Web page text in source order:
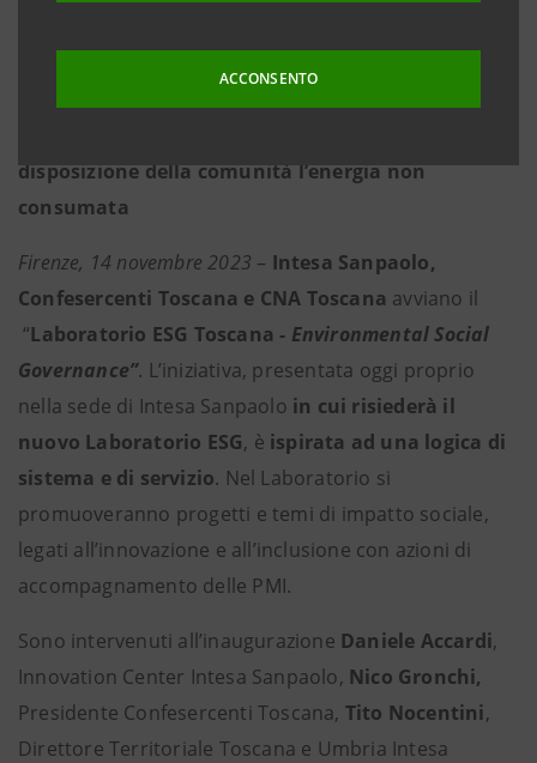
ACCONSENTO
ambientale
disposizione della comunità l’energia non
consumata
Firenze, 14 novembre 2023 – Intesa Sanpaolo,
Confesercenti Toscana e CNA Toscana avviano il
“Laboratorio ESG Toscana - Environmental Social
Governance”. L’iniziativa, presentata oggi proprio
nella sede di Intesa Sanpaolo in cui risiederà il
nuovo Laboratorio ESG, è ispirata ad una logica di
sistema e di servizio. Nel Laboratorio si
promuoveranno progetti e temi di impatto sociale,
legati all’innovazione e all’inclusione con azioni di
accompagnamento delle PMI.
Sono intervenuti all’inaugurazione Daniele Accardi,
Innovation Center Intesa Sanpaolo, Nico Gronchi,
Presidente Confesercenti Toscana, Tito Nocentini,
Direttore Territoriale Toscana e Umbria Intesa